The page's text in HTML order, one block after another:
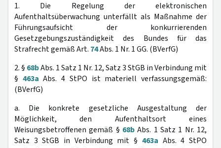
1. Die Regelung der elektronischen
Aufenthaltsüberwachung unterfällt als Maßnahme der
Führungsaufsicht der konkurrierenden
Gesetzgebungszuständigkeit des Bundes für das
Strafrecht gemäß Art. 74Abs. 1 Nr. 1 GG. (BVerfG)
2. § 68bAbs. 1 Satz 1 Nr. 12, Satz 3 StGB in Verbindung mit
§ 463a Abs. 4 StPO ist materiell verfassungsgemäß:
(BVerfG)
a. Die konkrete gesetzliche Ausgestaltung der
Möglichkeit, den Aufenthaltsort eines
Weisungsbetroffenen gemäß § 68b Abs. 1 Satz 1 Nr. 12,
Satz 3 StGB in Verbindung mit § 463a Abs. 4 StPO